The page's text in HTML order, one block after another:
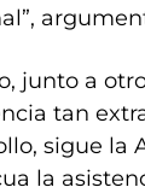
junto a
tan
sigue la
la